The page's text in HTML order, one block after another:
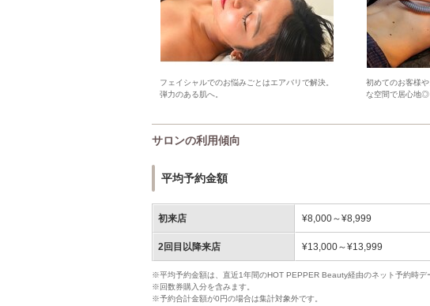
フェイシャルでのお悩みごとはエアバリで解決。
弾力のある肌へ。
初めてのお客様
な空間で居心地◎
サロンの利用傾向
平均予約金額
初来店 ¥8,000～¥8,999
2回目以降来店 ¥13,000～¥13,999
※平均予約金額は、直近1年間のHOT PEPPER Beauty経由のネット予約時デ
※回数券購入分を含みます。
※予約合計金額が0円の場合は集計対象外です。